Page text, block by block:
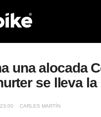
una alocada
se lleva la
CARLES MARTÍN